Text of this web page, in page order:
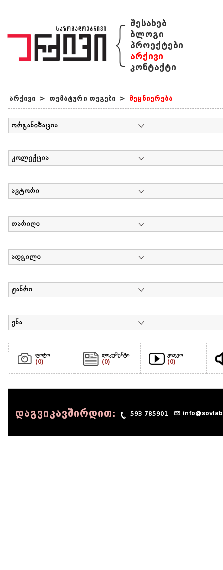
{ შესახებ
ბლოგი
პროექტები
არქივი
კონტაქტი
არქივი > თემატური თეგები > მეცნიერება
ორგანიზაცია
კოლექცია
ავტორი
თარიღი
ადგილი
ჟანრი
ენა
ფოტო
(0)
დოკუმენტი
(0)
ვიდეო
(0)
დაგვიკავშირდით: 593 785901